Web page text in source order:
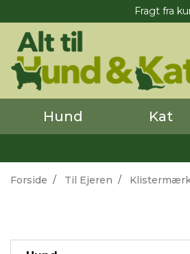
Fragt fra
Hund Kat
Forside Til Ejeren